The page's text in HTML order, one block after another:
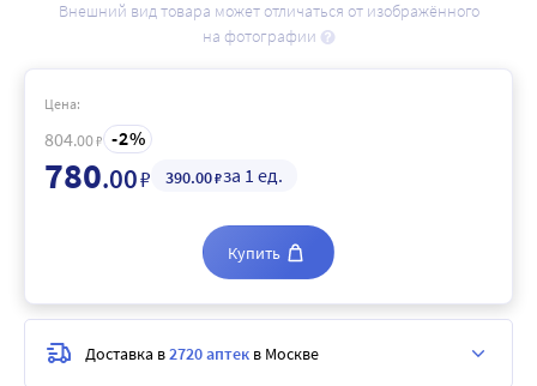
Внешний вид товара может отличаться от изображённого
на фотографии
Цена:
804.00₽ 2
780.00₽ 390.00₽за 1 ед.
Купить
Доставка в2720 аптек в Москве